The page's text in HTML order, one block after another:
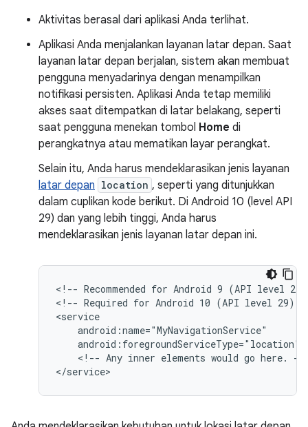
Aktivitas berasal dari aplikasi Anda terlihat.
Aplikasi Anda menjalankan layanan latar depan. Saat
layanan latar depan berjalan, sistem akan membuat
pengguna menyadarinya dengan menampilkan
notifikasi persisten. Aplikasi Anda tetap memiliki
akses saat ditempatkan di latar belakang, seperti
saat pengguna menekan tombol Home di
perangkatnya atau mematikan layar perangkat.
Selain itu, Anda harus mendeklarasikan jenis layanan
latar depan location , seperti yang ditunjukkan
dalam cuplikan kode berikut. Di Android 10 (level API
29) dan yang lebih tinggi, Anda harus
mendeklarasikan jenis layanan latar depan ini.
<!-- Recommended for Android 9 (API level 28)
<!-- Required for Android 10 (API level 29)
android:foregroundServiceType="location"
<!-- Any inner elements would go here.
--